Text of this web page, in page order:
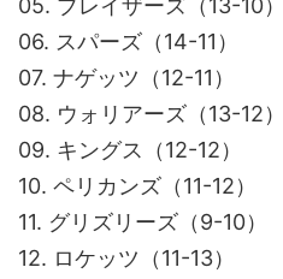
06. スパーズ（14-11）
07. ナゲッツ（12-11）
08. ウォリアーズ（13-12）
09. キングス（12-12）
10. ペリカンズ（11-12）
11. グリズリーズ（9-10）
12. ロケッツ（11-13）